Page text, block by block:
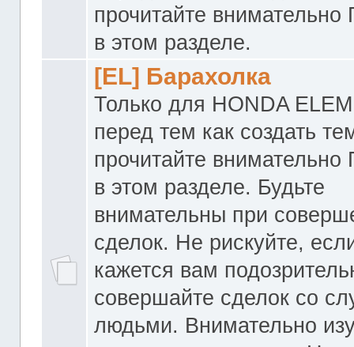
прочитайте
в этом разделе.
[EL] Барахолка
Только для HONDA
перед тем как создать
прочитайте
в этом разделе. Будьте
внимательны при
сделок. Не рискуйте,
кажется вам
совершайте сделок со
людьми. Внимательно